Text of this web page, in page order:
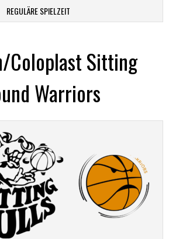
REGULÄRE SPIELZEIT
Sitting
Warriors